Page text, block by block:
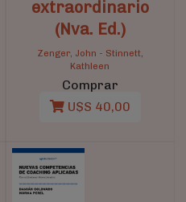
extraordinario
(Nva. Ed.)
Zenger, John - Stinnett,
Kathleen
Comprar
U$S 40,00